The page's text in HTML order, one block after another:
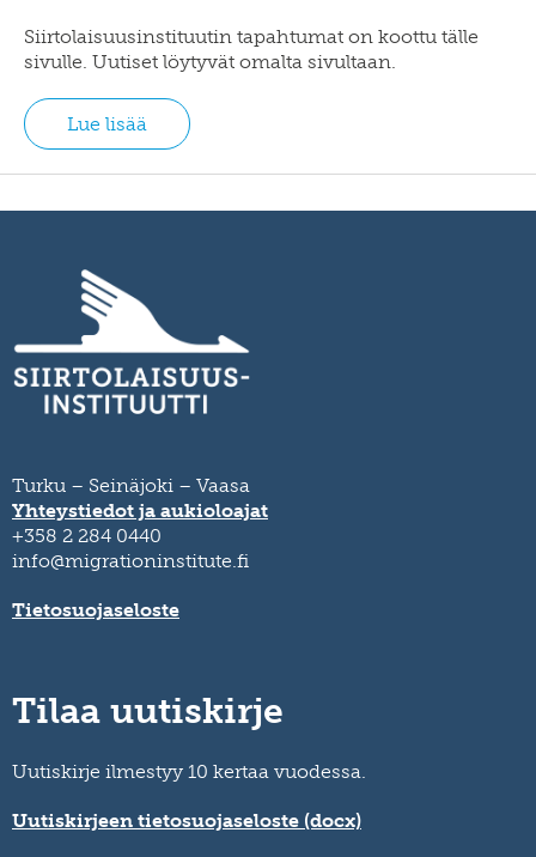
Siirtolaisuusinstituutin tapahtumat on koottu tälle
sivulle. Uutiset löytyvät omalta sivultaan.
Lue lisää
Turku – Seinäjoki – Vaasa
Yhteystiedot ja aukioloajat
+358 2 284 0440
info@migrationinstitute.fi
Tietosuojaseloste
Tilaa uutiskirje
Uutiskirje ilmestyy 10 kertaa vuodessa.
Uutiskirjeen tietosuojaseloste (docx)